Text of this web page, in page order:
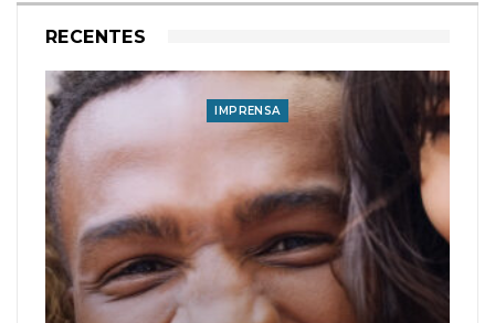
RECENTES
IMPRENSA